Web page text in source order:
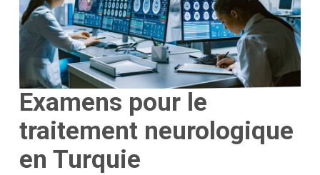
Examens pour le
traitement neurologique
en Turquie